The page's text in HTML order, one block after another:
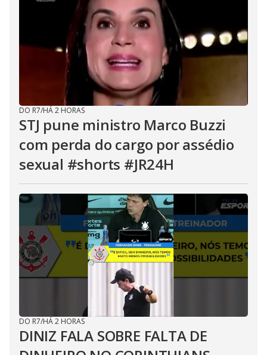
DO R7/HÁ 2 HORAS
STJ pune ministro Marco Buzzi
com perda do cargo por assédio
sexual #shorts #JR24H
DO R7/HÁ 2 HORAS
DINIZ FALA SOBRE FALTA DE